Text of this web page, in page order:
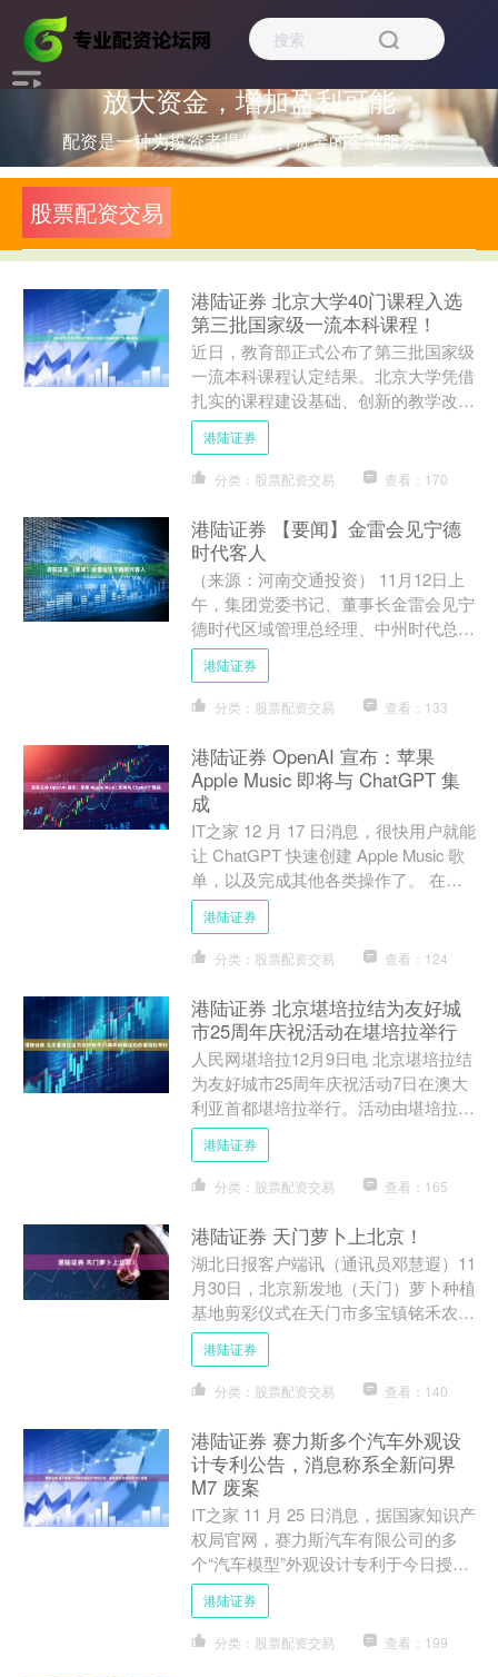
放大资金，增加盈利可能
配资是一种为投资者提供杠杆资金的金融服务！
股票配资交易
港陆证券 北京大学40门课程入选
第三批国家级一流本科课程！
近日，教育部正式公布了第三批国家级
一流本科课程认定结果。北京大学凭借
扎实的课程建设基础、创新的教学改革
实践，在五类一流本科课程中均有课程
获得认定，总共有40门课....
港陆证券
分类：股票配资交易 查看：170
港陆证券 【要闻】金雷会见宁德
时代客人
（来源：河南交通投资） 11月12日上
午，集团党委书记、董事长金雷会见宁
德时代区域管理总经理、中州时代总经
理来永杰一行，就双方战略合作协议落
实情况及未来合作方向....
港陆证券
分类：股票配资交易 查看：133
港陆证券 OpenAI 宣布：苹果
Apple Music 即将与 ChatGPT 集
成
IT之家 12 月 17 日消息，很快用户就能
让 ChatGPT 快速创建 Apple Music 歌
单，以及完成其他各类操作了。 在今
日早些时候发布的一篇 S....
港陆证券
分类：股票配资交易 查看：124
港陆证券 北京堪培拉结为友好城
市25周年庆祝活动在堪培拉举行
人民网堪培拉12月9日电 北京堪培拉结
为友好城市25周年庆祝活动7日在澳大
利亚首都堪培拉举行。活动由堪培拉北
京花园之友主办，澳大利亚中国工商业
委员会承办，吸引百....
港陆证券
分类：股票配资交易 查看：165
港陆证券 天门萝卜上北京！
湖北日报客户端讯（通讯员邓慧遐）11
月30日，北京新发地（天门）萝卜种植
基地剪彩仪式在天门市多宝镇铭禾农业
公司举行。该基地的正式挂牌标志着京
鄂两地农产品产销对接....
港陆证券
分类：股票配资交易 查看：140
港陆证券 赛力斯多个汽车外观设
计专利公告，消息称系全新问界
M7 废案
IT之家 11 月 25 日消息，据国家知识产
权局官网，赛力斯汽车有限公司的多
个“汽车模型”外观设计专利于今日授权
公告。 申请号 202430257324 .8....
港陆证券
分类：股票配资交易 查看：199